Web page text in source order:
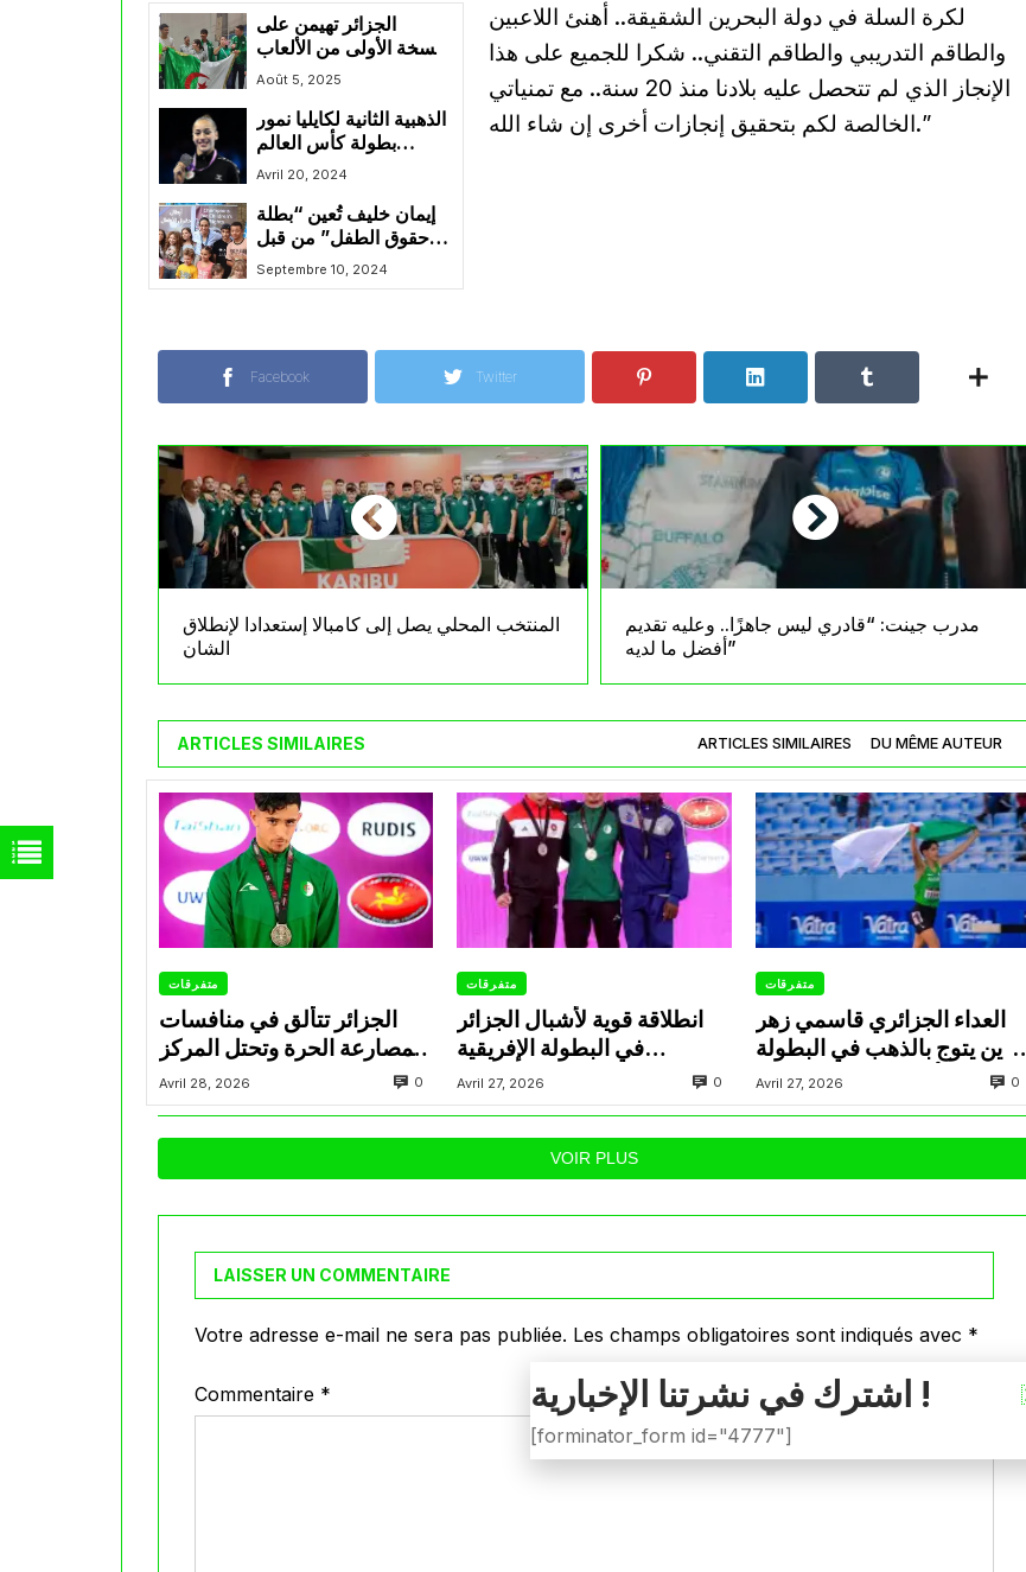
الجزائر تهيمن على
النسخة الأولى من الألعاب
الإفريقية المدرسية وتُتوج
Août 5, 2025
الذهبية الثانية لكايليا نمور
بطولة كأس العالم
بالدوحة
Avril 20, 2024
إيمان خليف تُعين “بطلة
حقوق الطفل” من قبل
اليونيسف في الجزائر
Septembre 10, 2024
لكرة السلة في دولة البحرين الشقيقة.. أهنئ اللاعبين
والطاقم التدريبي والطاقم التقني.. شكرا للجميع على هذا
الإنجاز الذي لم تتحصل عليه بلادنا منذ 20 سنة.. مع تمنياتي
الخالصة لكم بتحقيق إنجازات أخرى إن شاء الله.”
Facebook Twitter
المنتخب المحلي يصل إلى كامبالا إستعدادا لإنطلاق
الشان
مدرب جينت: “قادري ليس جاهزًا.. وعليه تقديم
أفضل ما لديه”
ARTICLES SIMILAIRES ARTICLES SIMILAIRES DU MÊME AUTEUR
متفرقات
الجزائر تتألق في منافسات
المصارعة الحرة وتحتل المركز
الثاني في البطولة الإفريقية
U17
Avril 28, 2026 0
متفرقات
انطلاقة قوية لأشبال الجزائر
في البطولة الإفريقية
للمصارعة تحت 17 سنة
بالإسكندرية
Avril 27, 2026 0
متفرقات
العداء الجزائري قاسمي زهر
الدين يتوج بالذهب في البطولة
العربية لألعاب القوى للشباب
بتونس
Avril 27, 2026 0
VOIR PLUS
LAISSER UN COMMENTAIRE
Votre adresse e-mail ne sera pas publiée. Les champs obligatoires sont indiqués avec *
Commentaire * اشترك في نشرتنا الإخبارية !
[forminator_form id="4777"]